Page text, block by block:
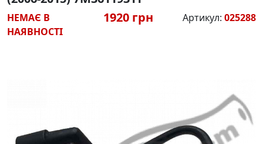
НЕМАЄ В
НАЯВНОСТІ
1920 грн Артикул: 025288